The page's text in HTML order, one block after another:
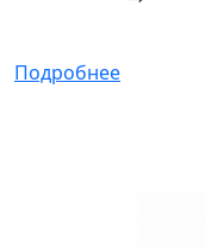
Подробнее